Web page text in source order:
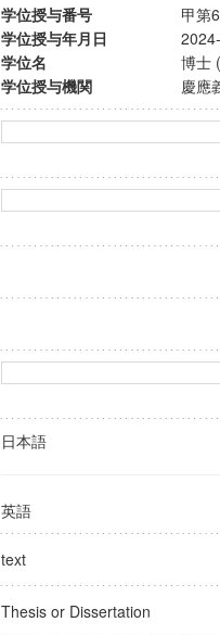
学位授与番号
甲第
学位授与年月日
学位名
博士
学位授与機関
慶應
日本語
英語
text
Thesis or Dissertation